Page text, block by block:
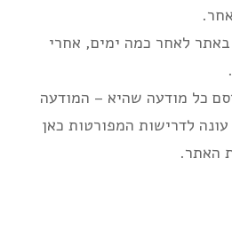
לאחר כמה ימים, אחרי
כל מודעה שהיא – המודעה
לדרישות המפורטות כאן
האתר.